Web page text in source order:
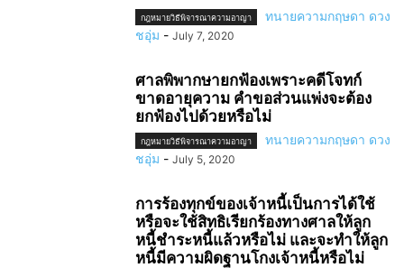
กฎหมายวิธีพิจารณาความอาญา
ทนายความกฤษดา ดวง
ชอุ่ม - July 7, 2020
ศาลพิพากษายกฟ้องเพราะคดีโจทก์
ขาดอายุความ คำขอส่วนแพ่งจะต้อง
ยกฟ้องไปด้วยหรือไม่
กฎหมายวิธีพิจารณาความอาญา
ทนายความกฤษดา ดวง
ชอุ่ม - July 5, 2020
การร้องทุกข์ของเจ้าหนี้เป็นการได้ใช้
หรือจะใช้สิทธิเรียกร้องทางศาลให้ลูก
หนี้ชำระหนี้แล้วหรือไม่ และจะทำให้ลูก
หนี้มีความผิดฐานโกงเจ้าหนี้หรือไม่